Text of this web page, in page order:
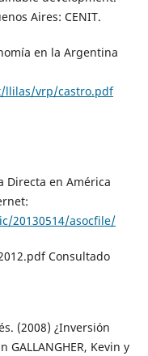
Aires: CENIT.
en la Argentina
llilas/vrp/castro.pdf
Directa en América
20130514/asocfile/
Consultado
(2008) ¿Inversión
GALLANGHER, Kevin y